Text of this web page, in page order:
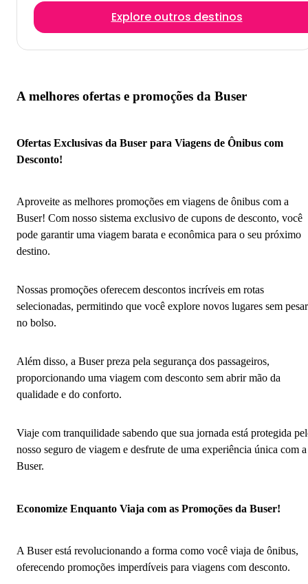
Explore outros destinos
A melhores ofertas e promoções da Buser
Ofertas Exclusivas da Buser para Viagens de Ônibus com
Desconto!
Aproveite as melhores promoções em viagens de ônibus com a
Buser! Com nosso sistema exclusivo de cupons de desconto, você
pode garantir uma viagem barata e econômica para o seu próximo
destino.
Nossas promoções oferecem descontos incríveis em rotas
selecionadas, permitindo que você explore novos lugares sem pesar
no bolso.
Além disso, a Buser preza pela segurança dos passageiros,
proporcionando uma viagem com desconto sem abrir mão da
qualidade e do conforto.
Viaje com tranquilidade sabendo que sua jornada está protegida
nosso seguro de viagem e desfrute de uma experiência única com a
Buser.
Economize Enquanto Viaja com as Promoções da Buser!
A Buser está revolucionando a forma como você viaja de ônibus,
oferecendo promoções imperdíveis para viagens com desconto.